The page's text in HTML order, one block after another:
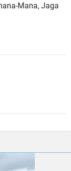
Mana, Jaga